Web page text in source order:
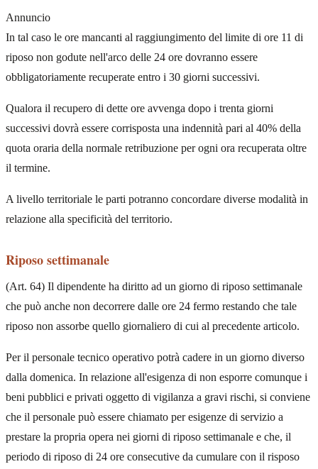
Annuncio
In tal caso le ore mancanti al raggiungimento del limite di ore 11 di
riposo non godute nell'arco delle 24 ore dovranno essere
obbligatoriamente recuperate entro i 30 giorni successivi.
Qualora il recupero di dette ore avvenga dopo i trenta giorni
successivi dovrà essere corrisposta una indennità pari al 40% della
quota oraria della normale retribuzione per ogni ora recuperata oltre
il termine.
A livello territoriale le parti potranno concordare diverse modalità in
relazione alla specificità del territorio.
Riposo settimanale
(Art. 64) Il dipendente ha diritto ad un giorno di riposo settimanale
che può anche non decorrere dalle ore 24 fermo restando che tale
riposo non assorbe quello giornaliero di cui al precedente articolo.
Per il personale tecnico operativo potrà cadere in un giorno diverso
dalla domenica. In relazione all'esigenza di non esporre comunque i
beni pubblici e privati oggetto di vigilanza a gravi rischi, si conviene
che il personale può essere chiamato per esigenze di servizio a
prestare la propria opera nei giorni di riposo settimanale e che, il
periodo di riposo di 24 ore consecutive da cumulare con il risposo